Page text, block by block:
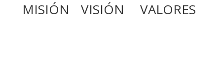
MISIÓN VISIÓN VALORES